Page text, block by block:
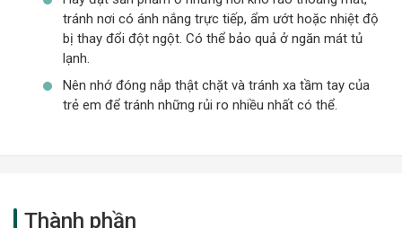
tránh nơi có ánh nắng trực tiếp, ẩm ướt hoặc nhiệt độ
bị thay đổi đột ngột. Có thể bảo quả ở ngăn mát tủ
lạnh.
Nên nhớ đóng nắp thật chặt và tránh xa tầm tay của
trẻ em để tránh những rủi ro nhiều nhất có thể.
Thành phần